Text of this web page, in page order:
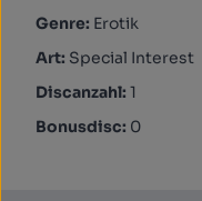
Genre: Erotik
Art: Special Interest
Discanzahl: 1
Bonusdisc: 0